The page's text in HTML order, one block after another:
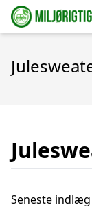
Seneste indlæg